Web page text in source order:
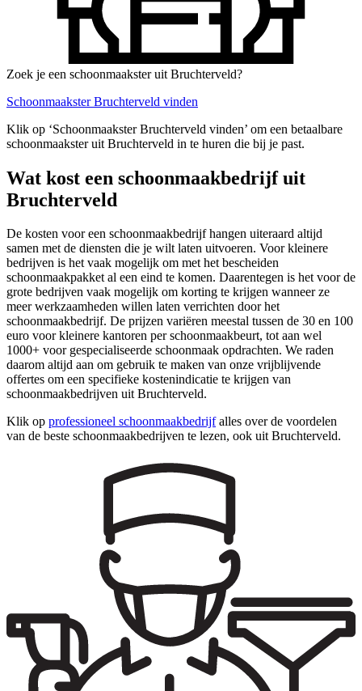
Zoek je een schoonmaakster uit Bruchterveld?
Schoonmaakster Bruchterveld vinden
Klik op ‘Schoonmaakster Bruchterveld vinden’ om een betaalbare
schoonmaakster uit Bruchterveld in te huren die bij je past.
Wat kost een schoonmaakbedrijf uit
Bruchterveld
De kosten voor een schoonmaakbedrijf hangen uiteraard altijd
samen met de diensten die je wilt laten uitvoeren. Voor kleinere
bedrijven is het vaak mogelijk om met het bescheiden
schoonmaakpakket al een eind te komen. Daarentegen is het voor de
grote bedrijven vaak mogelijk om korting te krijgen wanneer ze
meer werkzaamheden willen laten verrichten door het
schoonmaakbedrijf. De prijzen variëren meestal tussen de 30 en 100
euro voor kleinere kantoren per schoonmaakbeurt, tot aan wel
1000+ voor gespecialiseerde schoonmaak opdrachten. We raden
daarom altijd aan om gebruik te maken van onze vrijblijvende
offertes om een specifieke kostenindicatie te krijgen van
schoonmaakbedrijven uit Bruchterveld.
Klik op professioneel schoonmaakbedrijfalles over de voordelen
van de beste schoonmaakbedrijven te lezen, ook uit Bruchterveld.